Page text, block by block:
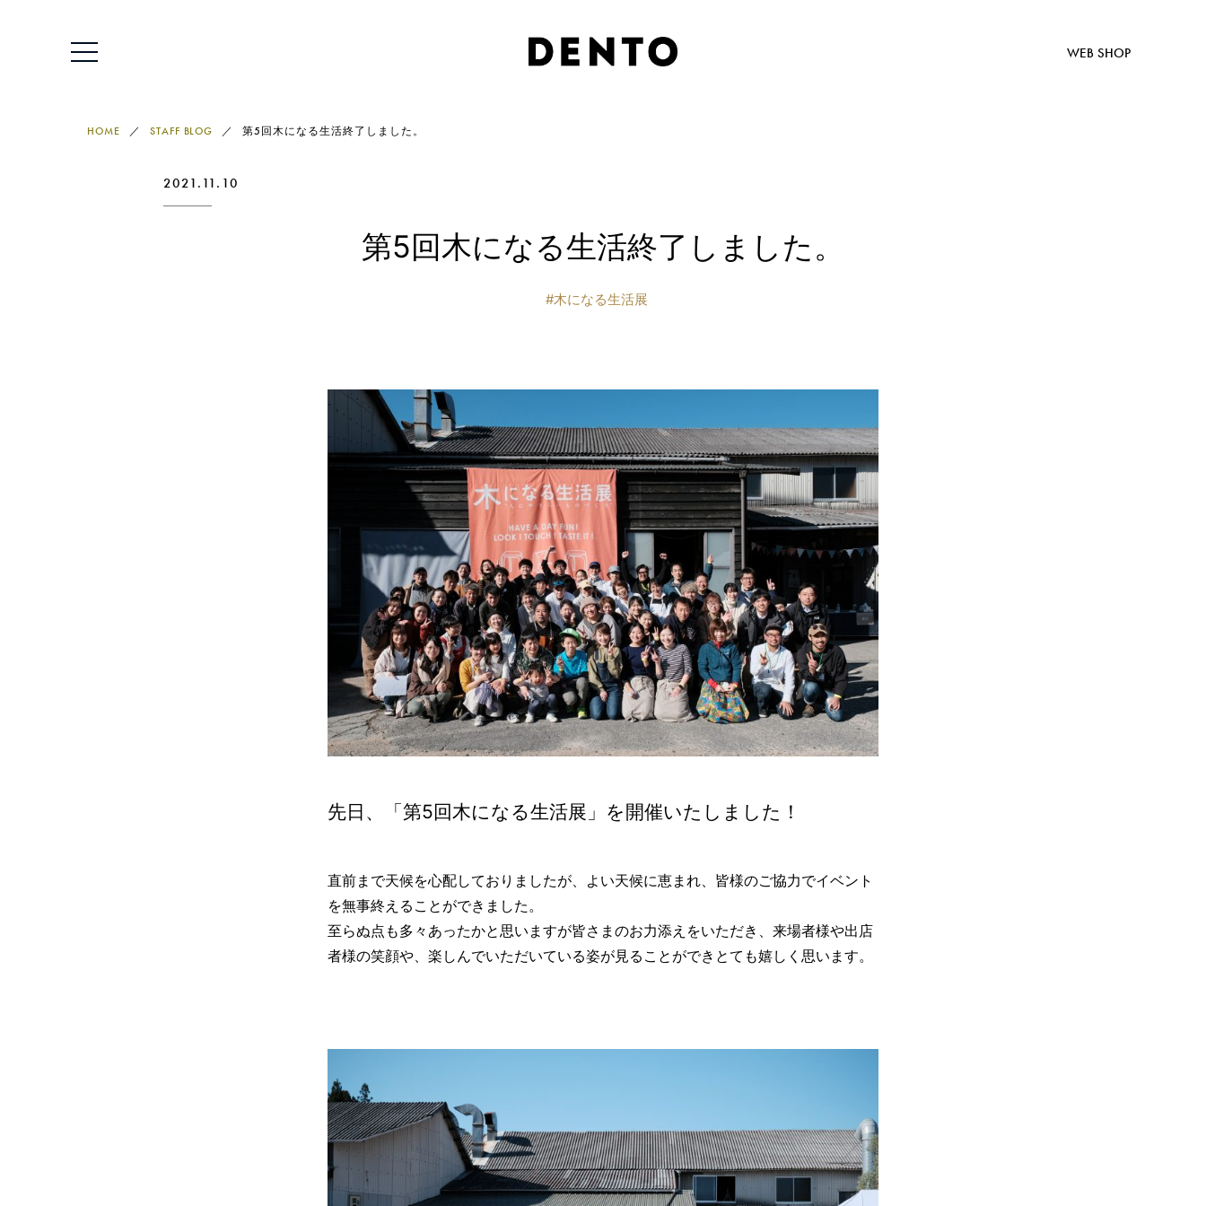
WEB SHOP
HOME STAFF BLOG 第5回木になる生活終了しました。
2021.11.10
第5回木になる生活終了しました。
木になる生活展
先日、「第5回木になる生活展」を開催いたしました！
直前まで天候を心配しておりましたが、よい天候に恵まれ、皆様のご協力でイベント
を無事終えることができました。
至らぬ点も多々あったかと思いますが皆さまのお力添えをいただき、来場者様や出店
者様の笑顔や、楽しんでいただいている姿が見ることができとても嬉しく思います。